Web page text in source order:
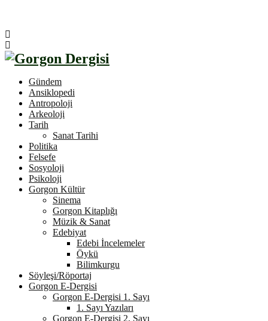
Gündem
Ansiklopedi
Antropoloji
Arkeoloji
Tarih
Sanat Tarihi
Politika
Felsefe
Sosyoloji
Psikoloji
Gorgon Kültür
Sinema
Gorgon Kitaplığı
Müzik & Sanat
Edebiyat
Edebi İncelemeler
Öykü
Bilimkurgu
Söyleşi/Röportaj
Gorgon E-Dergisi
Gorgon E-Dergisi 1. Sayı
1. Sayı Yazıları
Gorgon E-Dergisi 2. Sayı